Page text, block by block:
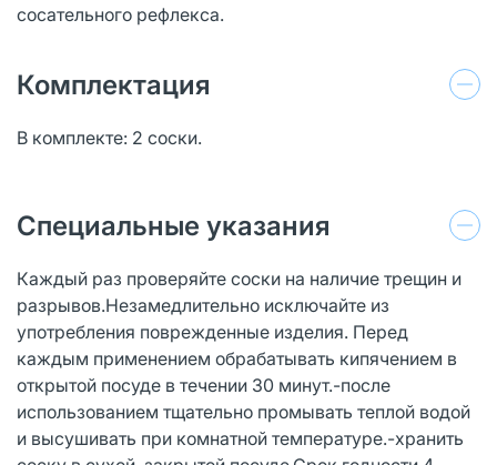
сосательного рефлекса.
Комплектация
В комплекте: 2 соски.
Специальные указания
Каждый раз проверяйте соски на наличие трещин и
разрывов.Незамедлительно исключайте из
употребления поврежденные изделия. Перед
каждым применением обрабатывать кипячением в
открытой посуде в течении 30 минут.-после
использованием тщательно промывать теплой водой
и высушивать при комнатной температуре.-хранить